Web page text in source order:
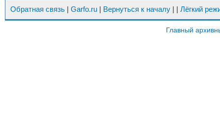
Обратная связь | Garfo.ru | Вернуться к началу | | Лёгкий
Главный